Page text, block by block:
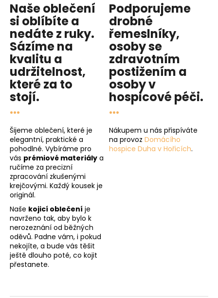
Naše oblečení
si oblíbíte a
nedáte z ruky.
Sázíme na
kvalitu a
udržitelnost,
které za to
stojí.
...
Šijeme oblečení, které je
elegantní, praktické a
pohodlné. Vybíráme pro
vás prémiové materiály a
ručíme za precizní
zpracování zkušenými
krejčovými. Každý kousek je
originál.
Naše kojicí oblečení je
navrženo tak, aby bylo k
nerozeznání od běžných
oděvů. Padne vám, i pokud
nekojíte, a bude vás těšit
ještě dlouho poté, co kojit
přestanete.
Podporujeme
drobné
řemeslníky,
osoby se
zdravotním
postižením a
osoby v
hospicové péči.
...
Nákupem u nás přispíváte
na provoz Domácího
hospice Duha v Hořicích.